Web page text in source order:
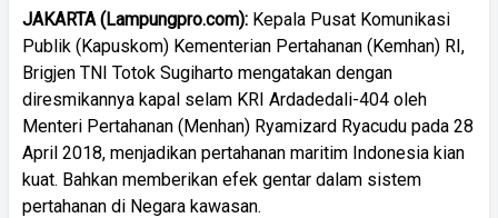
JAKARTA (Lampungpro.com): Kepala Pusat Komunikasi
Publik (Kapuskom) Kementerian Pertahanan (Kemhan) RI,
Brigjen TNI Totok Sugiharto mengatakan dengan
diresmikannya kapal selam KRI Ardadedali-404 oleh
Menteri Pertahanan (Menhan) Ryamizard Ryacudu pada 28
April 2018, menjadikan pertahanan maritim Indonesia kian
kuat. Bahkan memberikan efek gentar dalam sistem
pertahanan di Negara kawasan.